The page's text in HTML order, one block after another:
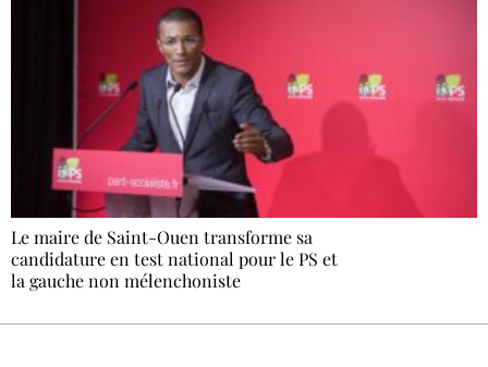
Le maire de Saint-Ouen transforme sa
candidature en test national pour le PS et
la gauche non mélenchoniste